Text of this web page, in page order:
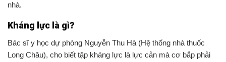
nhà.
Kháng lực là gì?
Bác sĩ y học dự phòng Nguyễn Thu Hà (Hệ thống nhà thuốc
Long Châu), cho biết tập kháng lực là lực cản mà cơ bắp phải